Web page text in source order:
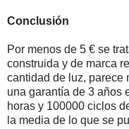
Conclusión
Por menos de 5 € se
construida y de marca
cantidad de luz, parece
una garantía de 3 años
horas y 100000 ciclos
la media de lo que se